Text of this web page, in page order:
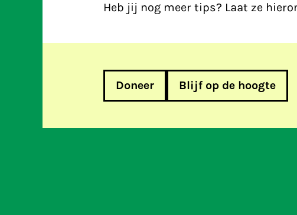
Heb jij nog meer tips? Laat ze
Doneer Blijf op de hoogte